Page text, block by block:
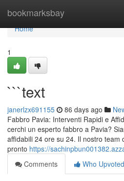
bookmarksbay
Home
Home
1
```text
janerlzx691155 86 days ago
Fabbro Pavia: Interventi Rapidi e
cerchi un esperto fabbro a Pavia?
affidabili 24 ore su 24. Il nostro team
pronto https://
Comments
Who Upvoted